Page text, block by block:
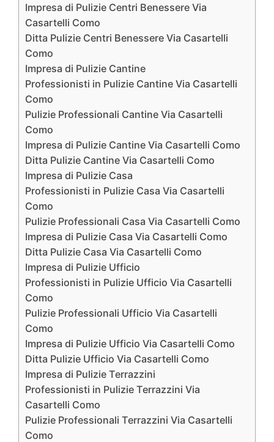
Impresa di Pulizie Centri Benessere Via
Casartelli Como
Ditta Pulizie Centri Benessere Via Casartelli
Como
Impresa di Pulizie Cantine
Professionisti in Pulizie Cantine Via Casartelli
Como
Pulizie Professionali Cantine Via Casartelli
Como
Impresa di Pulizie Cantine Via Casartelli Como
Ditta Pulizie Cantine Via Casartelli Como
Impresa di Pulizie Casa
Professionisti in Pulizie Casa Via Casartelli
Como
Pulizie Professionali Casa Via Casartelli Como
Impresa di Pulizie Casa Via Casartelli Como
Ditta Pulizie Casa Via Casartelli Como
Impresa di Pulizie Ufficio
Professionisti in Pulizie Ufficio Via Casartelli
Como
Pulizie Professionali Ufficio Via Casartelli
Como
Impresa di Pulizie Ufficio Via Casartelli Como
Ditta Pulizie Ufficio Via Casartelli Como
Impresa di Pulizie Terrazzini
Professionisti in Pulizie Terrazzini Via
Casartelli Como
Pulizie Professionali Terrazzini Via Casartelli
Como